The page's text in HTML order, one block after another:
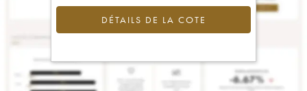
DÉTAILS DE LA COTE